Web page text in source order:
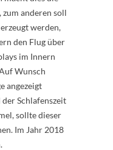
anderen soll
werden,
den Flug über
im Innern
Wunsch
angezeigt
Schlafenszeit
sollte dieser
Im Jahr 2018